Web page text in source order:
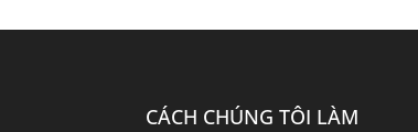
CÁCH CHÚNG TÔI LÀM